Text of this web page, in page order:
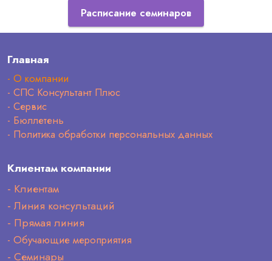
Расписание семинаров
Главная
- О компании
- СПС Консультант Плюс
- Сервис
- Бюллетень
- Политика обработки персональных данных
Клиентам компании
- Клиентам
- Линия консультаций
- Прямая линия
- Обучающие мероприятия
- Семинары